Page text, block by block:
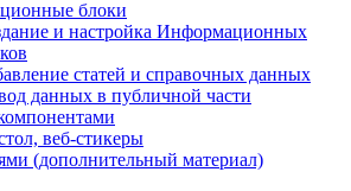
блоки
и настройка Информационных
статей и справочных данных
данных в публичной части
веб-стикеры
(дополнительный материал)